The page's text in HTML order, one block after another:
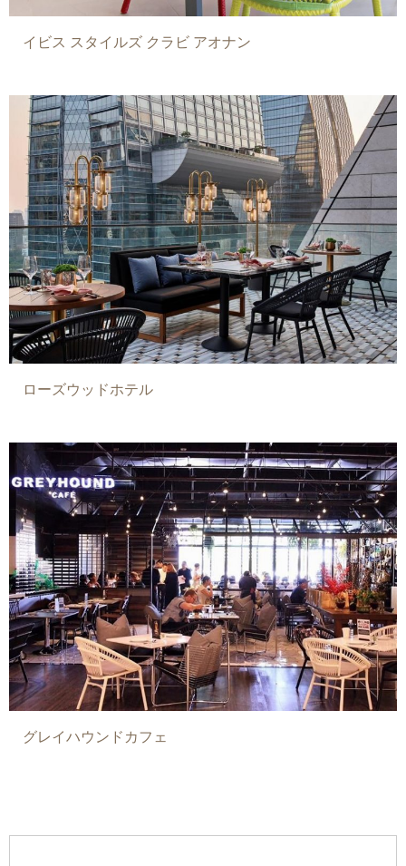
イビス スタイルズ クラビ アオナン
ローズウッドホテル
グレイハウンドカフェ